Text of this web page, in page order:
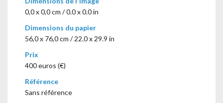
0,0 x 0,0 cm / 0.0 x 0.0 in
Dimensions du papier
56,0 x 76,0 cm / 22.0 x 29.9 in
Prix
400 euros (€)
Référence
Sans référence